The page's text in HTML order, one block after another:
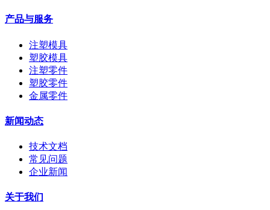
产品与服务
注塑模具
塑胶模具
注塑零件
塑胶零件
金属零件
新闻动态
技术文档
常见问题
企业新闻
关于我们